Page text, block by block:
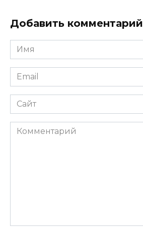
Добавить комментарий
Имя
*
Email
*
Сайт
Комментарий